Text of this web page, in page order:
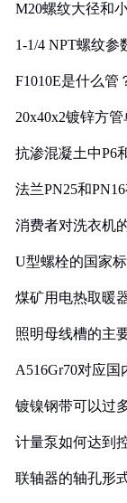
M20螺纹大径和
1-1/4 NPT螺纹
F1010E是什么管
20x40x2镀锌方
抗渗混凝土中P6
法兰PN25和
消费者对洗衣机
U型螺栓的国家
煤矿用电热取暖
照明母线槽的主
A516Gr70对应
镀镍钢带可以过
计量泵如何达到
联轴器的轴孔形